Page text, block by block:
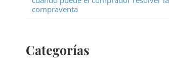
compraventa
Categorías